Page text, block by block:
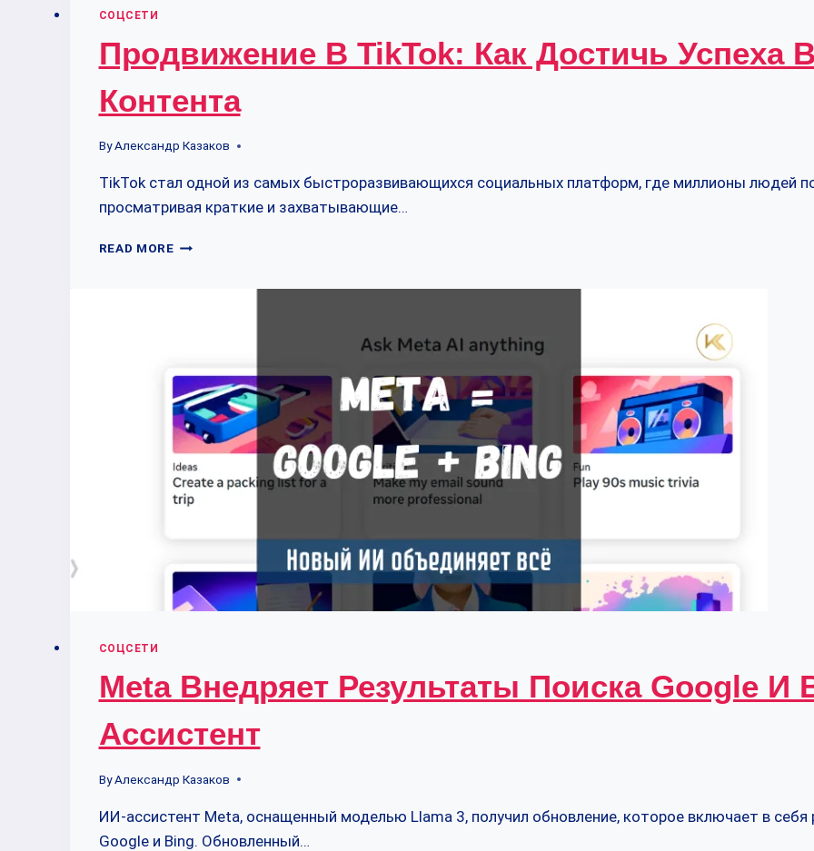
СОЦСЕТИ
Продвижение В TikTok: Как Достичь Успеха
Контента
By Александр Казаков
TikTok стал одной из самых быстроразвивающихся социальных платформ, где миллионы людей
просматривая краткие и захватывающие…
READ MOREПРОДВИЖЕНИЕ
МИРЕ
ВИДЕО-
КОНТЕНТА
СОЦСЕТИ
Meta Внедряет Результаты Поиска Google
Ассистент
By Александр Казаков
ИИ-ассистент Meta, оснащенный моделью Llama 3, получил обновление, которое включает в
Google и Bing. Обновленный…